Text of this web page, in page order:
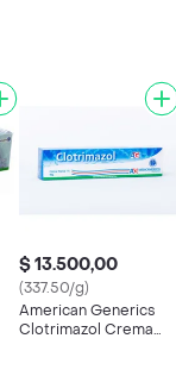
$ 13.500,00
(337.50/g)
American Generics
Clotrimazol Crema